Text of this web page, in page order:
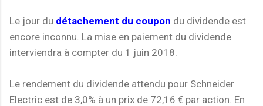
Le jour du détachement du coupon du dividende est
encore inconnu. La mise en paiement du dividende
interviendra à compter du 1 juin 2018.
Le rendement du dividende attendu pour Schneider
Electric est de 3,0% à un prix de 72,16 € par action. En